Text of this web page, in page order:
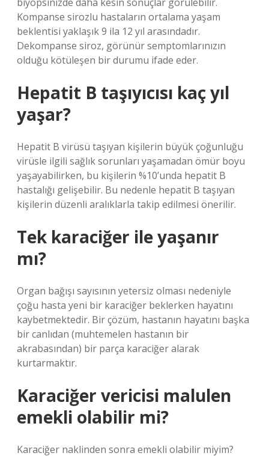
Kompanse sirozlu hastaların ortalama yaşam
beklentisi yaklaşık 9 ila 12 yıl arasındadır.
Dekompanse siroz, görünür semptomlarınızın
olduğu kötüleşen bir durumu ifade eder.
Hepatit B taşıyıcısı kaç yıl
yaşar?
Hepatit B virüsü taşıyan kişilerin büyük çoğunluğu
virüsle ilgili sağlık sorunları yaşamadan ömür boyu
yaşayabilirken, bu kişilerin %10’unda hepatit B
hastalığı gelişebilir. Bu nedenle hepatit B taşıyan
kişilerin düzenli aralıklarla takip edilmesi önerilir.
Tek karaciğer ile yaşanır
mı?
Organ bağışı sayısının yetersiz olması nedeniyle
çoğu hasta yeni bir karaciğer beklerken hayatını
kaybetmektedir. Bir çözüm, hastanın hayatını başka
bir canlıdan (muhtemelen hastanın bir
akrabasından) bir parça karaciğer alarak
kurtarmaktır.
Karaciğer vericisi malulen
emekli olabilir mi?
Karaciğer naklinden sonra emekli olabilir miyim?